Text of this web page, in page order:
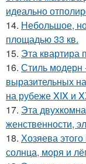
идеально
14. Небольшое,
площадью 33 кв.
15. Эта квартира
16. Стиль модерн
выразительных
на рубеже XIX и
17. Эта
женственности,
18. Хозяева
солнца, моря и